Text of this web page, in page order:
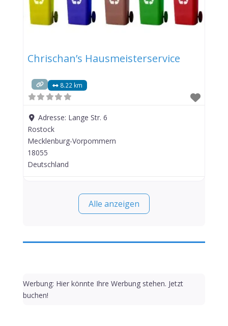
Chrischan’s Hausmeisterservice
8.22 km
Adresse: Lange Str. 6
Rostock
Mecklenburg-Vorpommern
18055
Deutschland
Alle anzeigen
Werbung: Hier könnte Ihre Werbung stehen. Jetzt
buchen!